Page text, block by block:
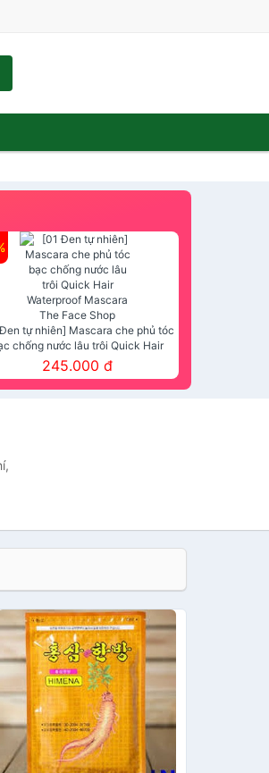
tự nhiên] Mascara che phủ tóc
chống nước lâu trôi Quick Hair
Mascara The Face Shop
245.000 đ